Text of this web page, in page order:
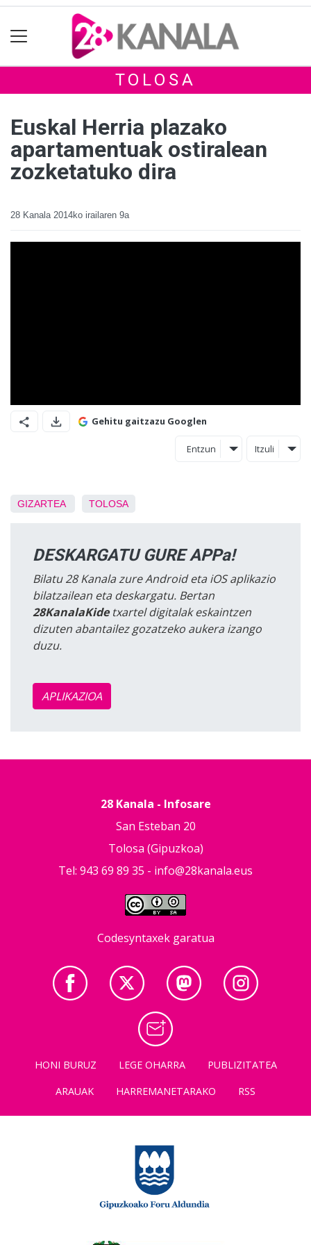
TOLOSA
Euskal Herria plazako
apartamentuak ostiralean
zozketatuko dira
28 Kanala 2014ko irailaren 9a
Gehitu gaitzazu Googlen
Entzun Itzuli
GIZARTEA TOLOSA
DESKARGATU GURE APPa!
Bilatu 28 Kanala zure Android eta iOS aplikazio
bilatzailean eta deskargatu. Bertan
28KanalaKidetxartel digitalak eskaintzen
dizuten abantailez gozatzeko aukera izango
duzu.
APLIKAZIOA
28 Kanala - Infosare
San Esteban 20
Tolosa (Gipuzkoa)
Tel: 943 69 89 35 - info@28kanala.eus
Codesyntaxek garatua
HONI BURUZ LEGE OHARRA
PUBLIZITATEA
ARAUAK
HARREMANETARAKO RSS